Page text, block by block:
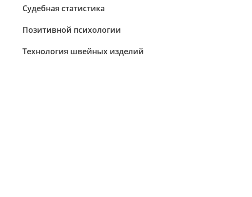
Судебная статистика
Позитивной психологии
Технология швейных изделий